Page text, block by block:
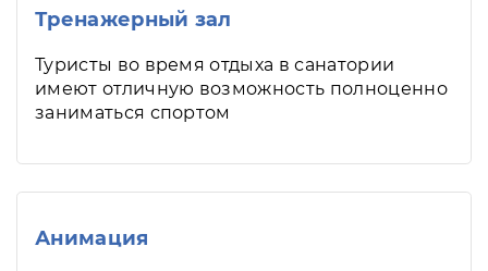
Тренажерный зал
Туристы во время отдыха в санатории
имеют отличную возможность полноценно
заниматься спортом
Анимация